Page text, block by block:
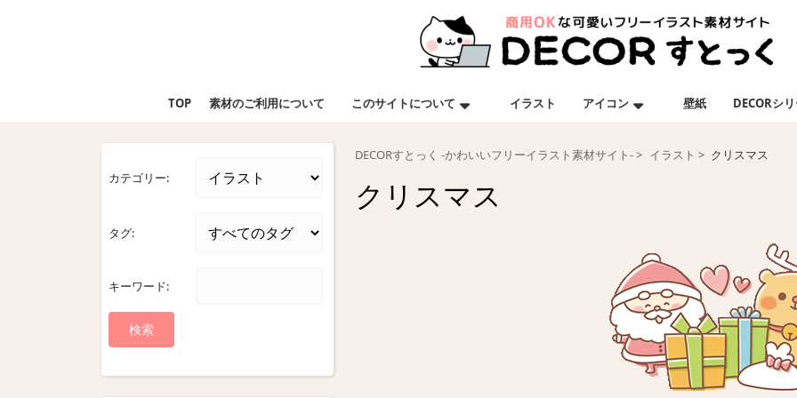
TOP 素材のご利用について このサイトについて イラスト アイコン 壁紙 DECORシ
カテゴリー:
タグ:
キーワード:
DECORすとっく -かわいいフリーイラスト素材サイト- イラスト クリスマス
クリスマス